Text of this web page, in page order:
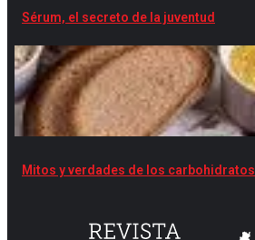
Sérum, el secreto de la juventud
Mitos y verdades de los carbohidratos